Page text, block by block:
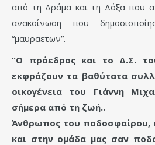
από τη Δράμα και τη Δόξα που
ανακοίνωση που
“μαυραετων”.
“Ο πρόεδρος και το Δ.Σ.
εκφράζουν τα βαθύτατα
οικογένεια του Γιάννη
σήμερα από τη ζωή..
Άνθρωπος του ποδοσφαίρου,
και στην ομάδα μας σαν